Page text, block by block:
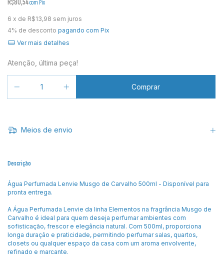
R$80,54com Pix
6 x de R$13,98 sem juros
4% de desconto pagando com Pix
Ver mais detalhes
Atenção, última peça!
Meios de envio
Descrição
Água Perfumada Lenvie Musgo de Carvalho 500ml - Disponível para
pronta entrega.
A Água Perfumada Lenvie da linha Elementos na fragrância Musgo de
Carvalho é ideal para quem deseja perfumar ambientes com
sofisticação, frescor e elegância natural. Com 500ml, proporciona
longa duração e praticidade, permitindo perfumar salas, quartos,
closets ou qualquer espaço da casa com um aroma envolvente,
refinado e marcante.